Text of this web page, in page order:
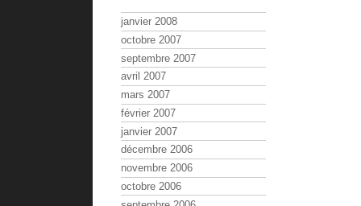
janvier 2008
octobre 2007
septembre 2007
avril 2007
mars 2007
février 2007
janvier 2007
décembre 2006
novembre 2006
octobre 2006